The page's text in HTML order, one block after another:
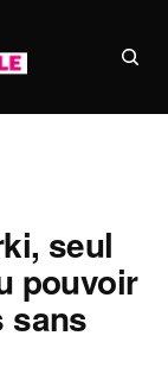
seul
pouvoir
sans